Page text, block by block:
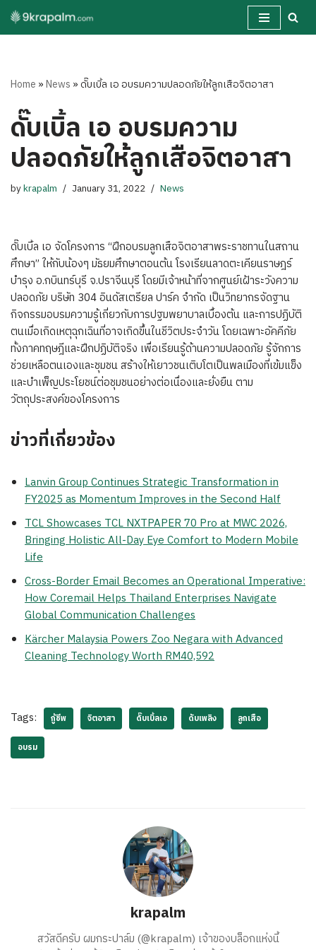
Skip
Home »News » ดั๊บเบิ้ล เอ อบรมความปลอดภัยให้ลูกเสือจิตอาสา
ดั๊บเบิ้ล เอ อบรมความ
ปลอดภัยให้ลูกเสือจิตอาสา
bykrapalm January 31, 2022 News
ดั๊บเบิ้ล เอ จัดโครงการ “ฝึกอบรมลูกเสือจิตอาสาพระราชทานในสถาน
ศึกษา” ให้กับน้องๆ มัธยมศึกษาตอนต้น โรงเรียนลาดตะเคียนราษฎร์
บำรุง อ.กบินทร์บุรี จ.ปราจีนบุรี โดยมีเจ้าหน้าที่จากศูนย์เฝ้าระวังความ
ปลอดภัย บริษัท 304 อินดัสเตรียล ปาร์ค จำกัด เป็นวิทยากรจัดฐาน
กิจกรรมอบรมความรู้เกี่ยวกับการปฐมพยาบาลเบื้องต้น และการปฏิบัติ
ตนเมื่อเกิดเหตุฉุกเฉินที่อาจเกิดขึ้นในชีวิตประจำวัน โดยเฉพาะอัคคีภัย
ทั้งภาคทฤษฎีและฝึกปฏิบัติจริง เพื่อเรียนรู้ด้านความปลอดภัย รู้จักการ
ช่วยเหลือตนเองและชุมชน สร้างให้เยาวชนเติบโตเป็นพลเมืองที่เข้มแข็ง
และบำเพ็ญประโยชน์ต่อชุมชนอย่างต่อเนื่องและยั่งยืน ตาม
วัตถุประสงค์ของโครงการ
ข่าวที่เกี่ยวข้อง
Lanvin Group Continues Strategic Transformation in
FY2025 as Momentum Improves in the Second Half
TCL Showcases TCL NXTPAPER 70 Pro at MWC 2026,
Bringing Holistic All-Day Eye Comfort to Modern Mobile
Life
Cross-Border Email Becomes an Operational Imperative:
How Coremail Helps Thailand Enterprises Navigate
Global Communication Challenges
Kärcher Malaysia Powers Zoo Negara with Advanced
Cleaning Technology Worth RM40,592
Tags: กู้ชีพ จิตอาสา ดั๊บเบิ้ลเอ ดับเพลิง ลูกเสือ
อบรม
krapalm
สวัสดีครับ ผมกระปาล์ม (@krapalm) เจ้าของบล็อกแห่งนี้